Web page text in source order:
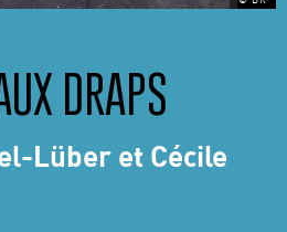
DRAPS
Lüber et Cécile